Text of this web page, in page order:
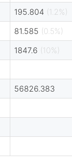
195.804 (1.2%)
81.585 (0.5%)
1847.6 (10%)
56826.383